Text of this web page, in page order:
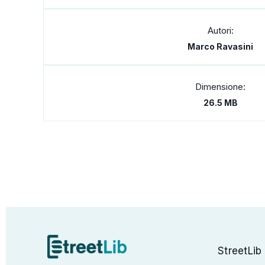
Autori:
Marco Ravasini
Dimensione:
26.5 MB
StreetLib